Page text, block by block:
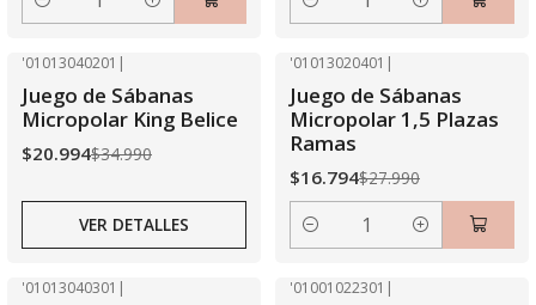
Cantidad Cantidad
Agotado
'01013040201 |
Juego de Sábanas
Micropolar King Belice
$20.994$34.990
VER DETALLES
'01013020401 |
Juego de Sábanas
Micropolar 1,5 Plazas
Ramas
$16.794$27.990
Cantidad
'01013040301 | '01001022301 |